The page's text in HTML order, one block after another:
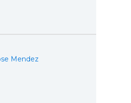
Mendez